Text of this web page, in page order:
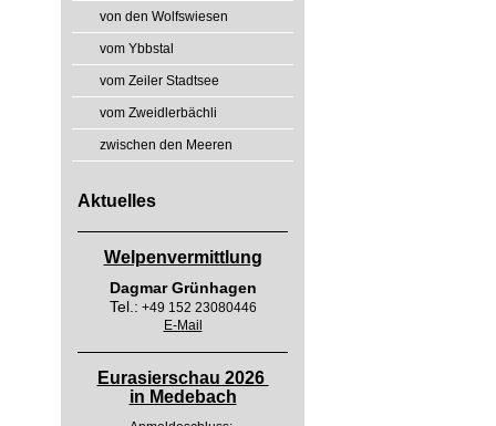
von den Wolfswiesen
vom Ybbstal
vom Zeiler Stadtsee
vom Zweidlerbächli
zwischen den Meeren
Aktuelles
Welpenvermittlung
Dagmar Grünhagen
Tel.: +49 152 23080446
E-Mail
Eurasierschau 2026
in Medebach